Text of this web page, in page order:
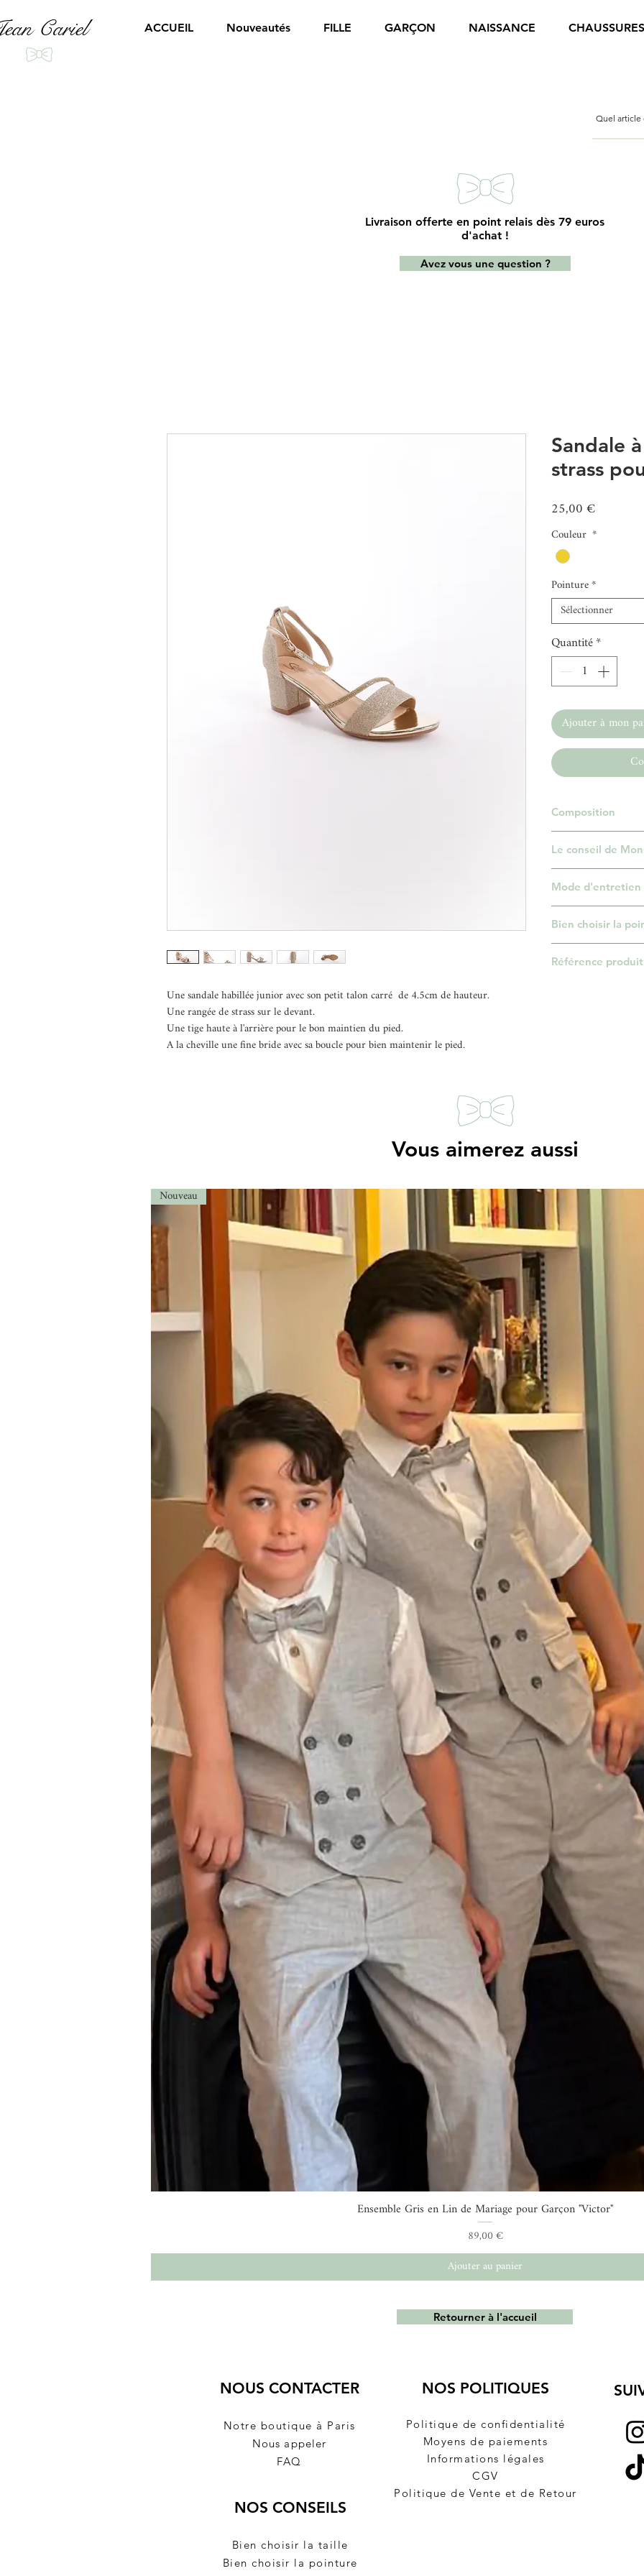
Cariel ACCUEIL Nouveautés FILLE GARÇON NAISSANCE CHAUSSURES
Livraison offerte en point relais dès 79 euros
d'achat !
Avez vous une question ?
Une sandale habillée junior avec son petit talon carré de 4.5cm de hauteur.
Une rangée de strass sur le devant.
Une tige haute à l'arrière pour le bon maintien du pied.
A la cheville une fine bride avec sa boucle pour bien maintenir le pied.
Sandale
strass
25,00 €Prix
Couleur *
Pointure*
Sélectionner
Quantité*
Ajouter à mon
Composition
Extérieur en
Première en
Le conseil de
Une sandale à talon
de gala.
Mode d'entretien
Utilisez un chiffon
Bien choisir la
Un pied d’enfant
l’adolescence. Pour
Référence
Vous aimerez aussi
Aperçu rapide
Nouveau
Ensemble Gris en Lin de Mariage pour Garçon "Victor"
Prix
89,00 €
Ajouter au panier
Retourner à l'accueil
NOS POLITIQUES
Politique de confidentialité
Moyens de paiements
Informations légales
CGV
Politique de Vente et de Retour
NOUS CONTACTER
Notre boutique à Paris
Nous appeler
FAQ
NOS CONSEILS
Bien choisir l a taille
Bien choisir la pointure